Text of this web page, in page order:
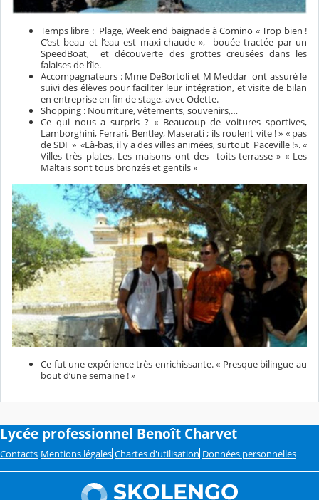
Temps libre : Plage, Week end baignade à Comino « Trop bien !
C’est beau et l’eau est maxi-chaude », bouée tractée par un
SpeedBoat, et découverte des grottes creusées dans les
falaises de l’île.
Accompagnateurs : Mme DeBortoli et M Meddar ont assuré le
suivi des élèves pour faciliter leur intégration, et visite de bilan
en entreprise en fin de stage, avec Odette.
Shopping : Nourriture, vêtements, souvenirs,…
Ce qui nous a surpris ? « Beaucoup de voitures sportives,
Lamborghini, Ferrari, Bentley, Maserati ; ils roulent vite ! » « pas
de SDF » «Là-bas, il y a des villes animées, surtout Paceville !». «
Villes très plates. Les maisons ont des toits-terrasse » « Les
Maltais sont tous bronzés et gentils »
Ce fut une expérience très enrichissante. « Presque bilingue au
bout d’une semaine ! »
Lycée professionnel Benoît Charvet
Contacts Mentions légales Chartes d'utilisation Données personnelles